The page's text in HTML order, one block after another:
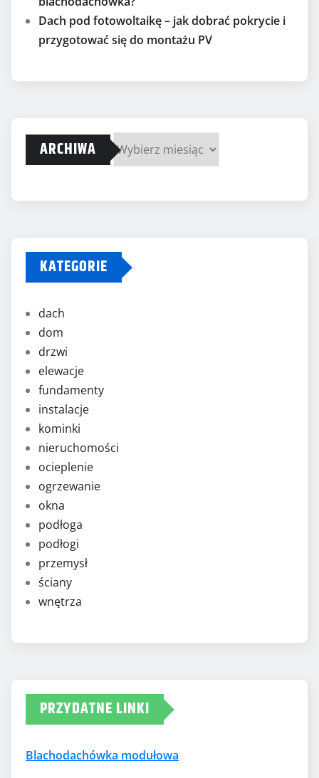
Dach pod fotowoltaikę – jak dobrać pokrycie i
przygotować się do montażu PV
ARCHIWA
KATEGORIE
dach
dom
drzwi
elewacje
fundamenty
instalacje
kominki
nieruchomości
ocieplenie
ogrzewanie
okna
podłoga
podłogi
przemysł
ściany
wnętrza
PRZYDATNE LINKI
Blachodachówka modułowa